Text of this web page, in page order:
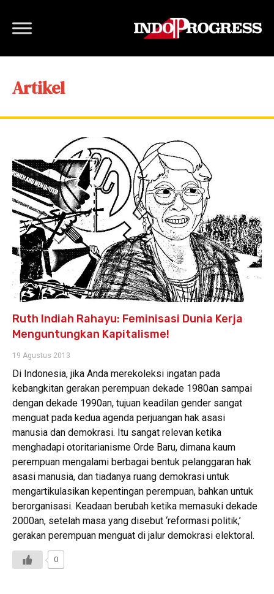
Artikel
Ruth Indiah Rahayu: Feminisasi Dunia Kerja
Menguntungkan Kapitalisme!
19 Agustus 2013
Di Indonesia, jika Anda merekoleksi ingatan pada
kebangkitan gerakan perempuan dekade 1980an sampai
dengan dekade 1990an, tujuan keadilan gender sangat
menguat pada kedua agenda perjuangan hak asasi
manusia dan demokrasi. Itu sangat relevan ketika
menghadapi otoritarianisme Orde Baru, dimana kaum
perempuan mengalami berbagai bentuk pelanggaran hak
asasi manusia, dan tiadanya ruang demokrasi untuk
mengartikulasikan kepentingan perempuan, bahkan untuk
berorganisasi. Keadaan berubah ketika memasuki dekade
2000an, setelah masa yang disebut ‘reformasi politik,’
gerakan perempuan menguat di jalur demokrasi elektoral.
0